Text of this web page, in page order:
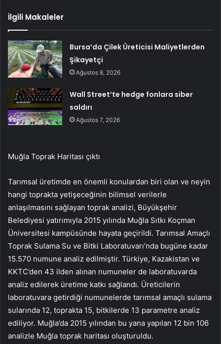
İlgili Makaleler
Bursa’da Çilek Üreticisi Maliyetlerden
Şikayetçi
Ağustos 8, 2026
Wall Street’te hedge fonlara siber
saldırı
Ağustos 7, 2026
Muğla Toprak Haritası çıktı
Tarımsal üretimde en önemli konulardan biri olan ve neyin
hangi toprakta yetişeceğinin bilimsel verilerle
anlaşılmasını sağlayan toprak analizi, Büyükşehir
Belediyesi yatırımıyla 2015 yılında Muğla Sıtkı Koçman
Üniversitesi kampüsünde hayata geçirildi. Tarımsal Amaçlı
Toprak Sulama Su ve Bitki Laboratuvarı’nda bugüne kadar
15.570 numune analiz edilmiştir. Türkiye, Kazakistan ve
KKTC’den 43 ilden alınan numuneler de laboratuvarda
analiz edilerek üretime katkı sağlandı. Üreticilerin
laboratuvara getirdiği numunelerde tarımsal amaçlı sulama
sularında 12, toprakta 15, bitkilerde 13 parametre analiz
ediliyor. Muğla’da 2015 yılından bu yana yapılan 12 bin 106
analizle Muğla toprak haritası oluşturuldu.